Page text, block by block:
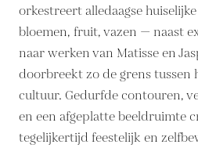
orkestreert alledaagse
bloemen, fruit, vazen — naast
naar werken van Matisse en
doorbreekt zo de grens tussen
cultuur. Gedurfde contouren,
en een afgeplatte beeldruimte
tegelijkertijd feestelijk en